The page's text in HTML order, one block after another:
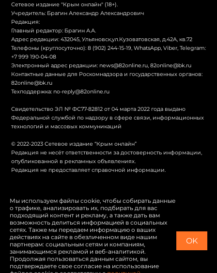
Сетевое издание "Крым онлайн" (18+).
Учредитель: Брагин Александр Александрович
Редакция:
Главный редактор: Брагин А.А.
Адрес редакции: 432045, Ульяновск,ул.Кузоватовская, д.42А, кв.72
Телефоны (круглосуточно): 8 (902) 244-15-19, WhatsApp, Viber, Telegram:
+7 999 190-04-08
Электронный адрес редакции: news@82online.ru 82online@bk.ru
Контактные данные для Роскомнадзора и государственных органов:
82online@bk.ru
Техподдержка: no-reply@82online.ru
Свидетельство ЭЛ № ФС77-82812 от 04 марта 2022 года выдано
Федеральной службой по надзору в сфере связи, информационных
технологий и массовых коммуникаций
© 2022-2023 Сетевое издание “Крым онлайн”
Редакция не несёт ответственности за достоверность информации,
опубликованной в рекламных объявлениях.
Редакция не предоставляет справочной информации.
© Крым онлайн
Политика конфиденциальности
Карта сайта
Switch to English
Мы используем файлы cookie, чтобы собирать данные
о трафике, анализировать их, подбирать для вас
подходящий контент и рекламу, а также дать вам
возможность делиться информацией в социальных
сетях. Также мы передаем информацию о ваших
действиях на сайте в обезличенном виде нашим
партнерам: социальным сетям и компаниям,
занимающимся рекламой и веб-аналитикой.
Продолжая пользоваться данным сайтом, вы
подтверждаете свое согласие на использование
OK